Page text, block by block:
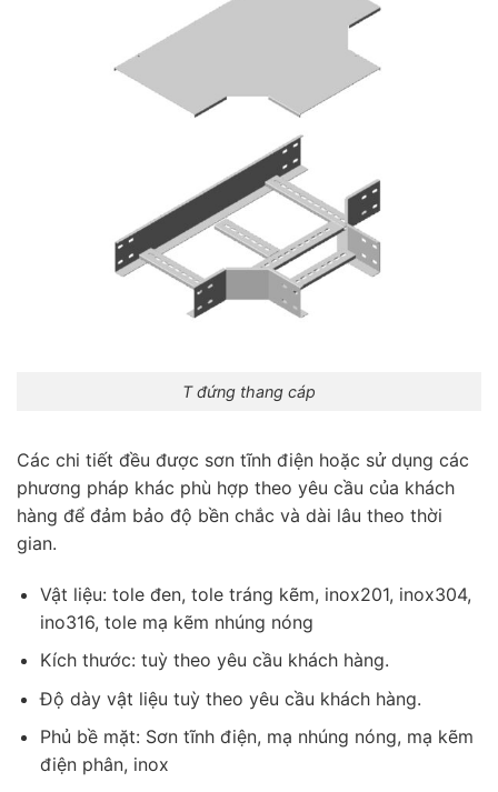
T đứng thang cáp
Các chi tiết đều được sơn tĩnh điện hoặc sử dụng các
phương pháp khác phù hợp theo yêu cầu của khách
hàng để đảm bảo độ bền chắc và dài lâu theo thời
gian.
Vật liệu: tole đen, tole tráng kẽm, inox201, inox304,
ino316, tole mạ kẽm nhúng nóng
Kích thước: tuỳ theo yêu cầu khách hàng.
Độ dày vật liệu tuỳ theo yêu cầu khách hàng.
Phủ bề mặt: Sơn tĩnh điện, mạ nhúng nóng, mạ kẽm
điện phân, inox